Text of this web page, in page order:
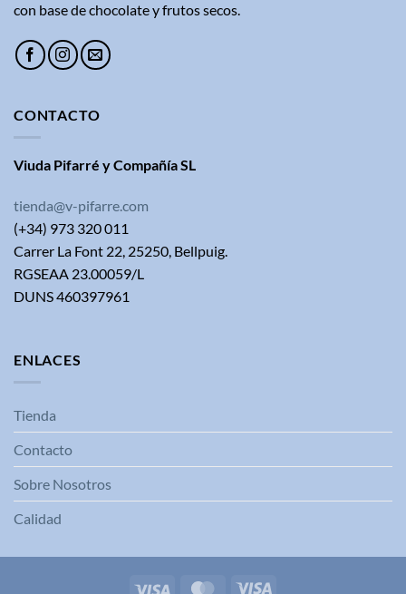
con base de chocolate y frutos secos.
CONTACTO
Viuda Pifarré y Compañía SL
tienda@v-pifarre.com
(+34) 973 320 011
Carrer La Font 22, 25250, Bellpuig.
RGSEAA 23.00059/L
DUNS 460397961
ENLACES
Tienda
Contacto
Sobre Nosotros
Calidad
Visa MasterCard